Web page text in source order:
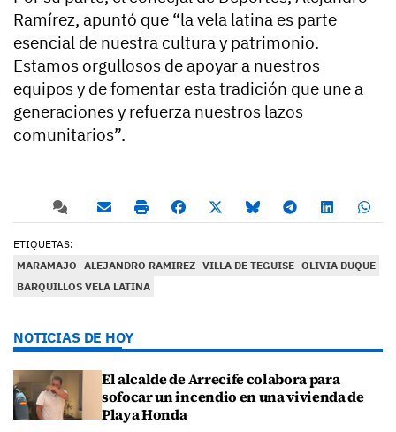
Ramírez, apuntó que “la vela latina es parte
esencial de nuestra cultura y patrimonio.
Estamos orgullosos de apoyar a nuestros
equipos y de fomentar esta tradición que une a
generaciones y refuerza nuestros lazos
comunitarios”.
ETIQUETAS:
MARAMAJO ALEJANDRO RAMIREZ VILLA DE TEGUISE OLIVIA DUQUE
BARQUILLOS VELA LATINA
NOTICIAS DE HOY
El alcalde de Arrecife colabora para
sofocar un incendio en una vivienda de
Playa Honda